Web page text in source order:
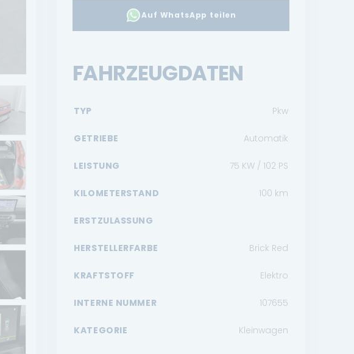
Auf WhatsApp teilen
FAHRZEUGDATEN
TYP Pkw
GETRIEBE Automatik
LEISTUNG 75 KW / 102 PS
KILOMETERSTAND 100 km
ERSTZULASSUNG
HERSTELLERFARBE Brick Red
KRAFTSTOFF Elektro
INTERNE NUMMER 107655
KATEGORIE Kleinwagen